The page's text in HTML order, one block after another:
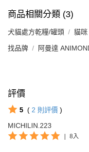
商品相關分類 (3)
犬貓處方乾糧/罐頭 貓咪
找品牌 阿曼達
評價
5 ( 2 則評價 )
MICHILIN.223
| 8入